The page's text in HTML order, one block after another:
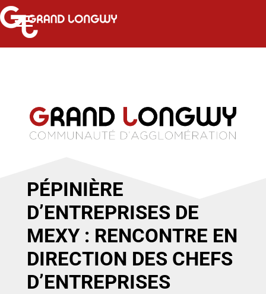
PÉPINIÈRE
D’ENTREPRISES DE
MEXY : RENCONTRE EN
DIRECTION DES CHEFS
D’ENTREPRISES